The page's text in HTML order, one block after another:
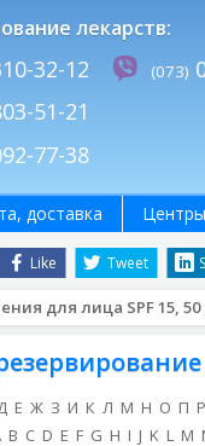
лекарств:
32-12
51-21
77-38
(073)
Like Tweet
доставка
для лица SPF 15,
Е Ж З И К Л М Н О П Р
B C D E F G H I J K L M